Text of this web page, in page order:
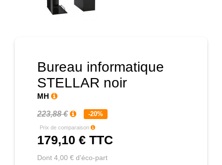
Bureau informatique
STELLAR noir
MH
223,88 € -20%
Prix de comparaison
179,10 € TTC
Dont 4,00 € d'éco-part